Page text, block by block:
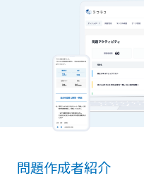
問題作成者紹介